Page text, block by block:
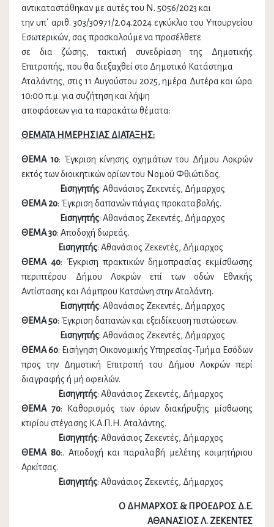
αντικαταστάθηκαν με αυτές του Ν. 5056/2023 και
την υπ΄ αριθ. 303/30971/2.04.2024 εγκύκλιο του Υπουργείου
Εσωτερικών, σας προσκαλούμε να προσέλθετε
σε δια ζώσης, τακτική συνεδρίαση της Δημοτικής
Επιτροπής, που θα διεξαχθεί στο Δημοτικό Κατάστημα
Αταλάντης, στις 11 Αυγούστου 2025, ημέρα Δυτέρα και ώρα
10:00 π.μ. για συζήτηση και λήψη
αποφάσεων για τα παρακάτω θέματα:
ΘΕΜΑΤΑ ΗΜΕΡΗΣΙΑΣ ΔΙΑΤΑΞΗΣ:
ΘΕΜΑ 1ο: Έγκριση κίνησης οχημάτων του Δήμου Λοκρών
εκτός των διοικητικών ορίων του Νομού Φθιώτιδας.
Εισηγητής: Αθανάσιος Ζεκεντές, Δήμαρχος
ΘΕΜΑ 2ο: Έγκριση δαπανών πάγιας προκαταβολής.
Εισηγητής: Αθανάσιος Ζεκεντές, Δήμαρχος
ΘΕΜΑ 3ο: Αποδοχή δωρεάς.
Εισηγητής: Αθανάσιος Ζεκεντές, Δήμαρχος
ΘΕΜΑ 4ο: Έγκριση πρακτικών δημοπρασίας εκμίσθωσης
περιπτέρου Δήμου Λοκρών επί των οδών Εθνικής
Αντίστασης και Λάμπρου Κατσώνη στην Αταλάντη.
Εισηγητής: Αθανάσιος Ζεκεντές, Δήμαρχος
ΘΕΜΑ 5ο: Έγκριση δαπανών και εξειδίκευση πιστώσεων.
Εισηγητής: Αθανάσιος Ζεκεντές, Δήμαρχος
ΘΕΜΑ 6ο: Εισήγηση Οικονομικής Υπηρεσίας-Τμήμα Εσόδων
προς την Δημοτική Επιτροπή του Δήμου Λοκρών περί
διαγραφής ή μή οφειλών.
Εισηγητής: Αθανάσιος Ζεκεντές, Δήμαρχος
ΘΕΜΑ 7ο: Καθορισμός των όρων διακήρυξης μίσθωσης
κτιρίου στέγασης Κ.Α.Π.Η. Αταλάντης.
Εισηγητής: Αθανάσιος Ζεκεντές, Δήμαρχος
ΘΕΜΑ 8ο:. Αποδοχή και παραλαβή μελέτης κοιμητήριου
Αρκίτσας.
Εισηγητής: Αθανάσιος Ζεκεντές, Δήμαρχος
Ο ΔΗΜΑΡΧΟΣ & ΠΡΟΕΔΡΟΣ Δ.Ε.
ΑΘΑΝΑΣΙΟΣ Λ. ΖΕΚΕΝΤΕΣ